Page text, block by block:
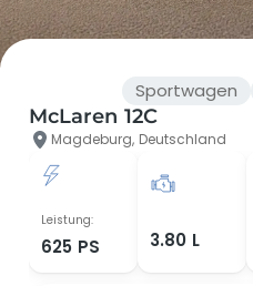
Sportwagen
McLaren 12C
Magdeburg, Deutschland
Leistung:
625 PS 3.80 L